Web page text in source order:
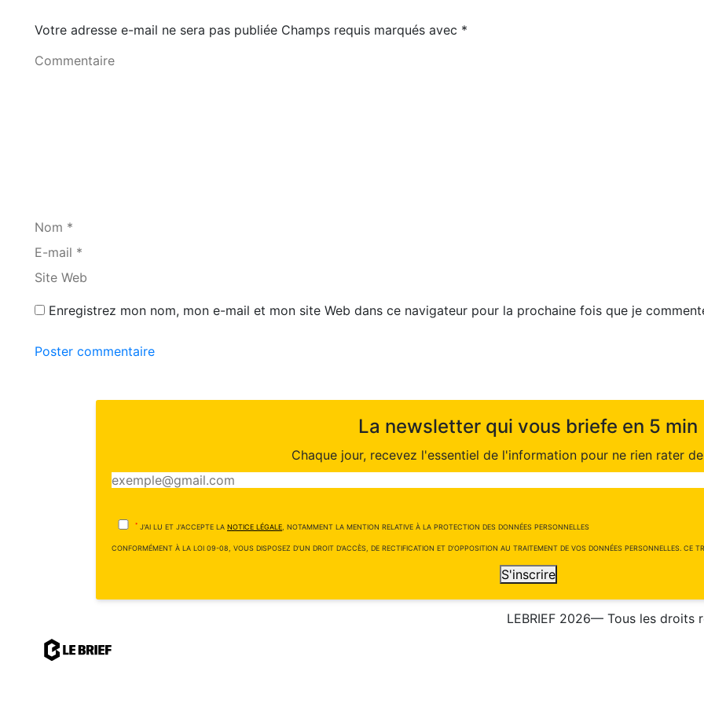
Votre adresse e-mail ne sera pas publiée Champs requis marqués avec *
Commentaire
Nom *
E-mail *
Site Web
Enregistrez mon nom, mon e-mail et mon site Web dans ce navigateur pour la prochaine fois que je
Poster commentaire
La newsletter qui vous briefe en 5 min
Chaque jour, recevez l'essentiel de l'information pour ne rien rater
* J'AI LU ET J'ACCEPTE LA NOTICE LÉGALE , NOTAMMENT LA MENTION RELATIVE À LA PROTECTION DES DONNÉES PERSONNELLES
CONFORMÉMENT À LA LOI 09-08, VOUS DISPOSEZ D'UN DROIT D'ACCÈS, DE RECTIFICATION ET D'OPPOSITION AU TRAITEMENT DE VOS DONNÉES PERSONNELLES. CE
S'inscrire
LEBRIEF 2026— Tous les droits